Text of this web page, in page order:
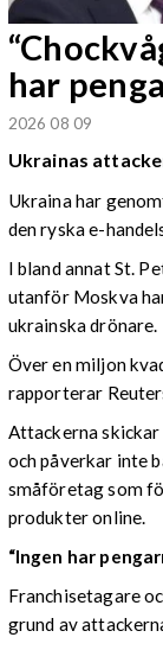
har
2026 08 09
Ukrainas
Ukraina har
den ryska e-
I bland annat St.
utanför Moskva
ukrainska drönare.
Över en miljon
rapporterar
Attackerna skickar
och påverkar inte
småföretag som
produkter online.
“Ingen har
Franchisetagare
grund av